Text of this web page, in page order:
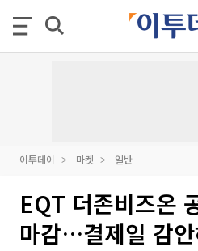
이투데이 마켓 일반
EQT 더존비즈온
마감…결제일 감